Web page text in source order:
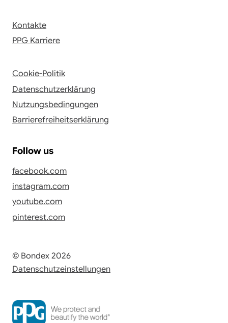
Kontakte
PPG Karriere
Cookie-Politik
Datenschutzerklärung
Nutzungsbedingungen
Barrierefreiheitserklärung
Follow us
facebook.com
instagram.com
youtube.com
pinterest.com
© Bondex 2026
Datenschutzeinstellungen